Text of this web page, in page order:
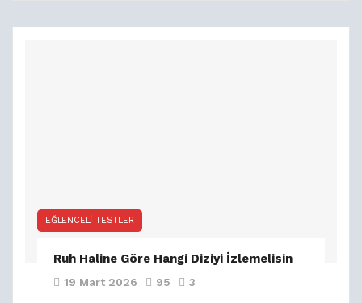
EĞLENCELI TESTLER
Ruh Haline Göre Hangi Diziyi İzlemelisin
19 Mart 2026 95 3